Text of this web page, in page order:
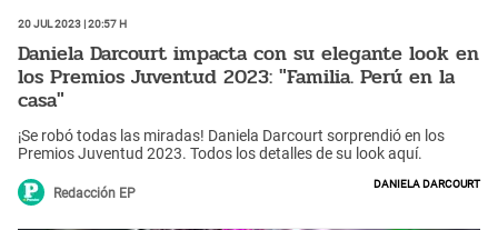
20 Jul 2023 | 20:57 h
Daniela Darcourt impacta con su elegante look en
los Premios Juventud 2023: "Familia. Perú en la
casa"
¡Se robó todas las miradas! Daniela Darcourt sorprendió en los
Premios Juventud 2023. Todos los detalles de su look aquí.
Redacción EP
Daniela Darcourt